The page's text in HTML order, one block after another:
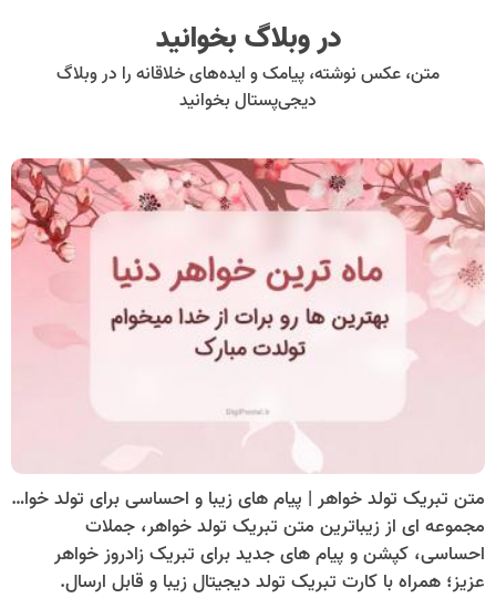
در وبلاگ بخوانید
متن، عکس نوشته، پیامک و ایده‌های خلاقانه را در وبلاگ
دیجی‌پستال بخوانید
متن تبریک تولد خواهر | پیام های زیبا و احساسی برای تولد خواهر + کارت تبریک دیجیتال
مجموعه ای از زیباترین متن تبریک تولد خواهر، جملات
احساسی، کپشن و پیام های جدید برای تبریک زادروز خواهر
عزیز؛ همراه با کارت تبریک تولد دیجیتال زیبا و قابل ارسال.